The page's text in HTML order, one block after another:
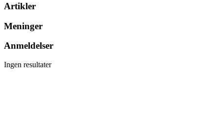
Artikler
Meninger
Anmeldelser
Ingen resultater